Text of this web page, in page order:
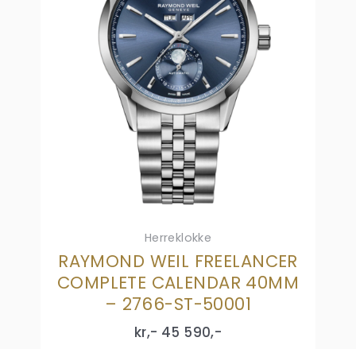
Herreklokke
RAYMOND WEIL FREELANCER
COMPLETE CALENDAR 40MM
– 2766-ST-50001
kr,- 45 590,-